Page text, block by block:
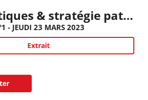
Actes pratiques & stratégie patrimoniale
- JEUDI 23 MARS 2023
Extrait